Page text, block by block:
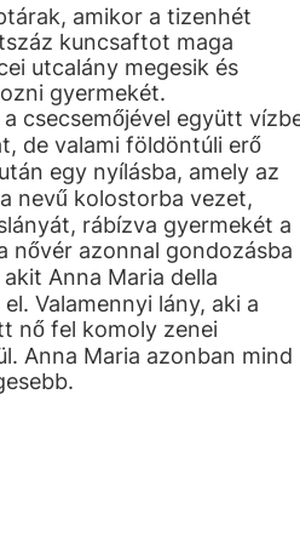
amikor a tizenhét
kuncsaftot maga
utcalány megesik és
gyermekét.
csecsemőjével együtt
de valami földöntúli erő
egy nyílásba, amely az
nevű kolostorba vezet,
rábízva gyermekét a
nővér azonnal gondozásba
Anna Maria della
Valamennyi lány, aki a
nő fel komoly zenei
Anna Maria azonban mind